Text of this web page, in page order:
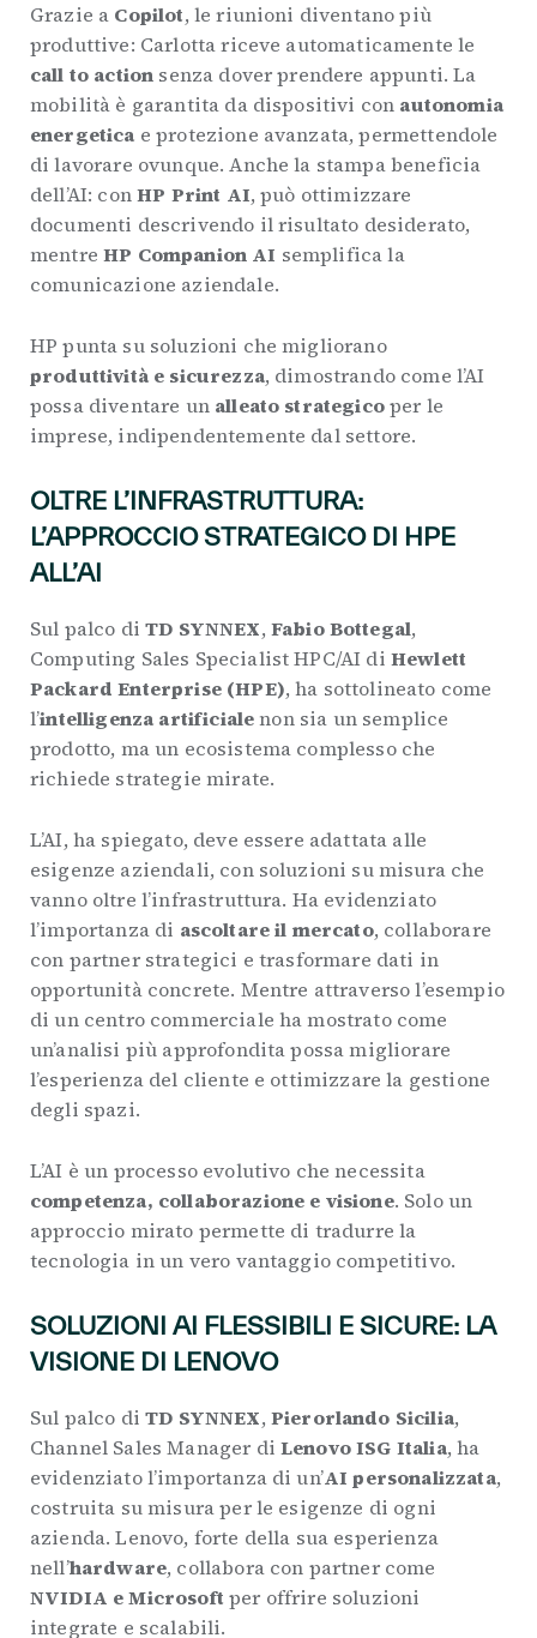
Grazie a Copilot, le riunioni diventano più
produttive: Carlotta riceve automaticamente le
call to action senza dover prendere appunti. La
mobilità è garantita da dispositivi con autonomia
energetica e protezione avanzata, permettendole
di lavorare ovunque. Anche la stampa beneficia
dell’AI: conHP Print AI, può ottimizzare
documenti descrivendo il risultato desiderato,
mentreHP Companion AI semplifica la
comunicazione aziendale.
HP punta su soluzioni che migliorano
produttività e sicurezza, dimostrando come l’AI
possa diventare un alleato strategicoper le
imprese, indipendentemente dal settore.
OLTRE L’INFRASTRUTTURA:
L’APPROCCIO STRATEGICO DI HPE
ALL’AI
Sul palco diTD SYNNEX, Fabio Bottegal,
Computing Sales Specialist HPC/AI di Hewlett
Packard Enterprise (HPE), ha sottolineato come
l’intelligenza artificialenon sia un semplice
prodotto, ma un ecosistema complesso che
richiede strategie mirate.
L’AI, ha spiegato, deve essere adattata alle
esigenze aziendali, con soluzioni su misura che
vanno oltre l’infrastruttura. Ha evidenziato
l’importanza di ascoltare il mercato, collaborare
con partner strategici e trasformare dati in
opportunità concrete. Mentre attraverso l’esempio
di un centro commerciale ha mostrato come
un’analisi più approfondita possa migliorare
l’esperienza del cliente e ottimizzare la gestione
degli spazi.
L’AI è un processo evolutivo che necessita
competenza, collaborazione e visione. Solo un
approccio mirato permette di tradurre la
tecnologia in un vero vantaggio competitivo.
SOLUZIONI AI FLESSIBILI E SICURE: LA
VISIONE DI LENOVO
Sul palco diTD SYNNEX, Pierorlando Sicilia,
Channel Sales Manager diLenovo ISG Italia, ha
evidenziato l’importanza di un’AI personalizzata,
costruita su misura per le esigenze di ogni
azienda. Lenovo, forte della sua esperienza
nell’hardware, collabora con partner come
NVIDIA e Microsoft per offrire soluzioni
integrate e scalabili.